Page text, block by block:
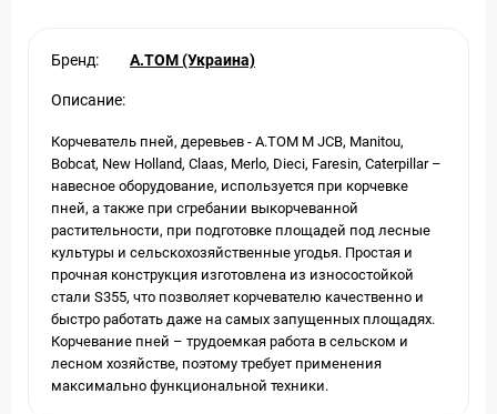
Бренд: A.TOM (Украина)
Описание:
Корчеватель пней, деревьев - А.ТОМ M JCB, Manitou,
Bobсat, New Holland, Claas, Merlo, Dieci, Faresin, Caterpillar –
навесное оборудование, используется при корчевке
пней, а также при сгребании выкорчеванной
растительности, при подготовке площадей под лесные
культуры и сельскохозяйственные угодья. Простая и
прочная конструкция изготовлена из износостойкой
стали S355, что позволяет корчевателю качественно и
быстро работать даже на самых запущенных площадях.
Корчевание пней – трудоемкая работа в сельском и
лесном хозяйстве, поэтому требует применения
максимально функциональной техники.